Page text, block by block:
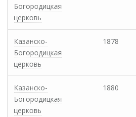
Богородицкая
церковь
Казанско-
Богородицкая
церковь
1878
Казанско-
Богородицкая
церковь
1880